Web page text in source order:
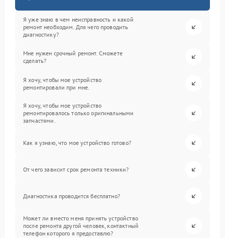
Я уже знаю в чем неисправность и какой
ремонт необходим. Для чего проводить
диагностику?
Мне нужен срочный ремонт. Сможете
сделать?
Я хочу, чтобы мое устройство
ремонтировали при мне.
Я хочу, чтобы мое устройство
ремонтировалось только оригинальными
запчастями.
Как я узнаю, что мое устройство готово?
От чего зависит срок ремонта техники?
Диагностика проводится бесплатно?
Может ли вместо меня принять устройство
после ремонта другой человек, контактный
телефон которого я предоставлю?